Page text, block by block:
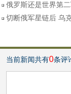
俄罗斯还是世界第
切断俄军星链后 乌
当前新闻共有0条评